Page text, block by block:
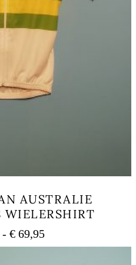
AUSTRALIE
WIELERSHIRT
- €69,95Fascia
di